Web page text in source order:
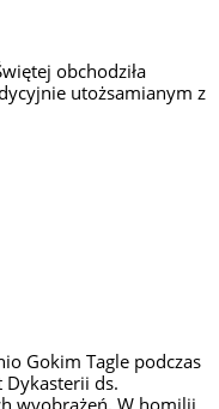
obchodziła
utożsamianym z
Gokim Tagle podczas
Dykasterii ds.
wyobrażeń. W homilii